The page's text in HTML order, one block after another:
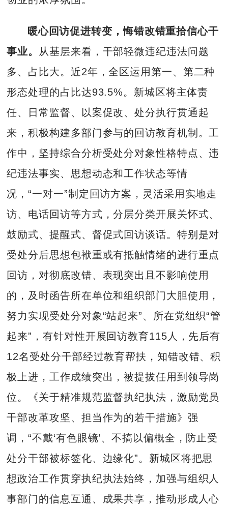
暖心回访促进转变，悔错改错重拾信心干
事业。 从基层来看，干部轻微违纪违法问题
多、占比大。近2年，全区运用第一、第二种
形态处理的占比达93.5%。新城区将主体责
任、日常监督、以案促改、处分执行贯通起
来，积极构建多部门参与的回访教育机制。工
作中，坚持综合分析受处分对象性格特点、违
纪违法事实、思想动态和工作状态等情
况，“一对一”制定回访方案，灵活采用实地走
访、电话回访等方式，分层分类开展关怀式、
鼓励式、提醒式、督促式回访谈话。特别是对
受处分后思想包袱重或有抵触情绪的进行重点
回访，对彻底改错、表现突出且不影响使用
的，及时函告所在单位和组织部门大胆使用，
努力实现受处分对象“站起来”、所在党组织“管
起来”，有针对性开展回访教育115人，先后有
12名受处分干部经过教育帮扶，知错改错、积
极上进，工作成绩突出，被提拔任用到领导岗
位。《关于精准规范监督执纪执法，激励党员
干部改革攻坚、担当作为的若干措施》强
调，“不戴‘有色眼镜’、不搞以偏概全，防止受
处分干部被标签化、边缘化”。新城区将把思
想政治工作贯穿执纪执法始终，加强与组织人
事部门的信息互通、成果共享，推动形成人心